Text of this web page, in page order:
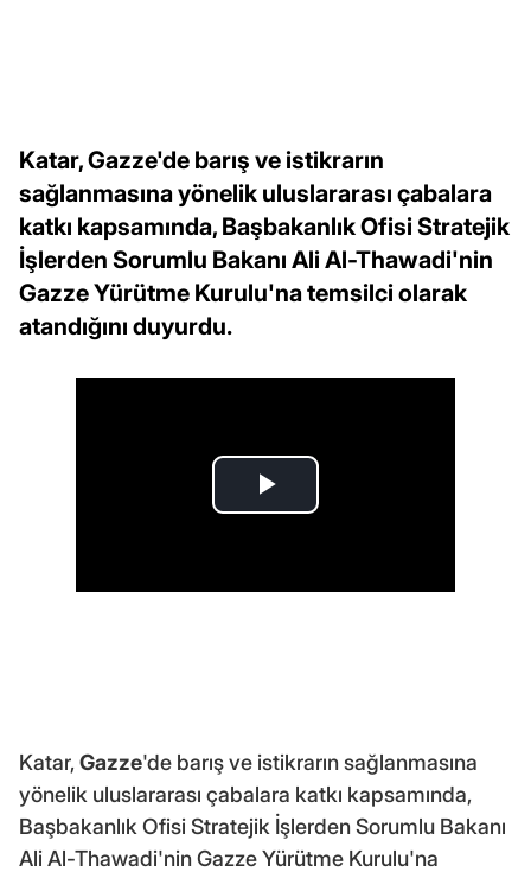
Katar, Gazze'de barış ve istikrarın
sağlanmasına yönelik uluslararası çabalara
katkı kapsamında, Başbakanlık Ofisi Stratejik
İşlerden Sorumlu Bakanı Ali Al-Thawadi'nin
Gazze Yürütme Kurulu'na temsilci olarak
atandığını duyurdu.
Katar,Gazze'de barış ve istikrarın sağlanmasına
yönelik uluslararası çabalara katkı kapsamında,
Başbakanlık Ofisi Stratejik İşlerden Sorumlu Bakanı
Ali Al-Thawadi'nin Gazze Yürütme Kurulu'na